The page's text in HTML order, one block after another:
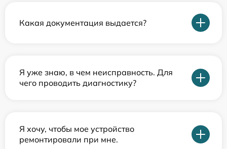
Какая документация выдается?
Я уже знаю, в чем неисправность. Для
чего проводить диагностику?
Я хочу, чтобы мое устройство
ремонтировали при мне.